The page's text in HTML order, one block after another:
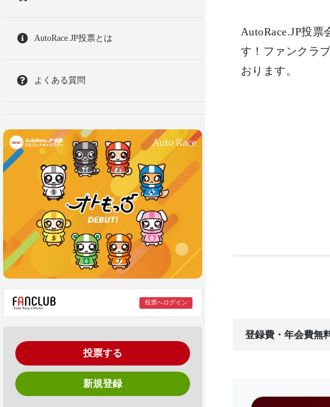
AutoRace.JP投票とは
よくある質問
投票へログイン
投票する
新規登録
AutoRace.JP投
す！ファンクラ
おります。
登録費・年会費無